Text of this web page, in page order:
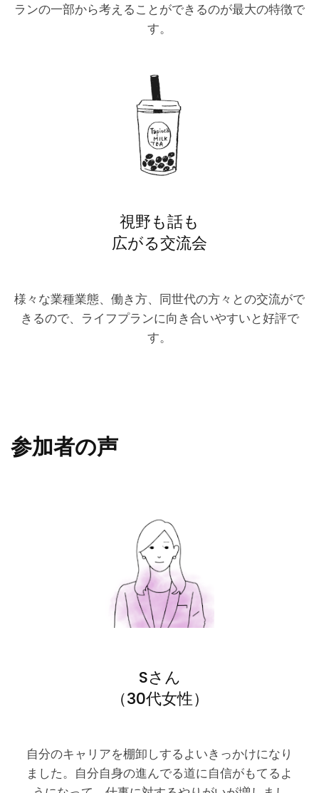
ランの一部から考えることができるのが最大の特徴で
す。
視野も話も
広がる交流会
様々な業種業態、働き方、同世代の方々との交流がで
きるので、ライフプランに向き合いやすいと好評で
す。
参加者の声
Sさん
（30代女性）
自分のキャリアを棚卸しするよいきっかけになり
ました。自分自身の進んでる道に自信がもてるよ